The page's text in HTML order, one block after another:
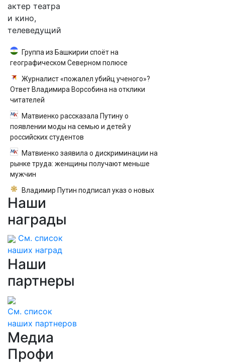
актер театра
и кино,
телеведущий
Группа из Башкирии споёт на
географическом Северном полюсе
Журналист «пожалел убийц ученого»?
Ответ Владимира Ворсобина на отклики
читателей
Матвиенко рассказала Путину о
появлении моды на семью и детей у
российских студентов
Матвиенко заявила о дискриминации на
рынке труда: женщины получают меньше
мужчин
Владимир Путин подписал указ о новых
правилах прохождения военной службы
Наши
награды
См. список
наших наград
Наши
партнеры
См. список
наших партнеров
Медиа
Профи